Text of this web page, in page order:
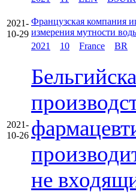
2021-
10-29
Французская компания
измерения мутности
2021
10 France BR
2021-
10-26
не